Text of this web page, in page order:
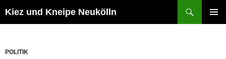
Inhalt
Kiez und Kneipe Neukölln
POLITIK